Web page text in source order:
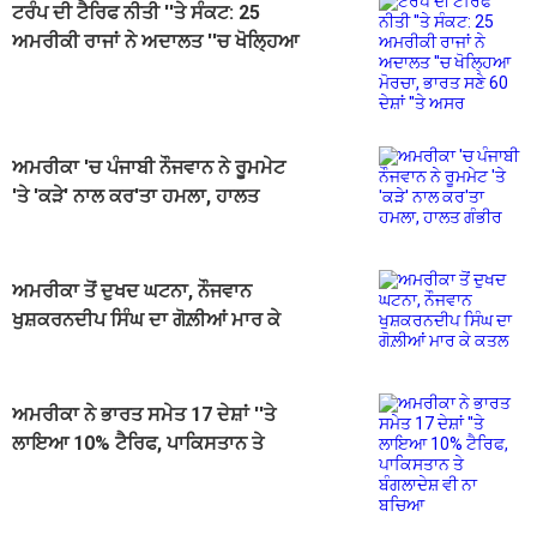
ਟਰੰਪ ਦੀ ਟੈਰਿਫ ਨੀਤੀ ''ਤੇ ਸੰਕਟ: 25
ਅਮਰੀਕੀ ਰਾਜਾਂ ਨੇ ਅਦਾਲਤ ''ਚ ਖੋਲ੍ਹਿਆ
ਅਮਰੀਕਾ 'ਚ ਪੰਜਾਬੀ ਨੌਜਵਾਨ ਨੇ ਰੂਮਮੇਟ
'ਤੇ 'ਕੜੇ' ਨਾਲ ਕਰ'ਤਾ ਹਮਲਾ, ਹਾਲਤ
ਅਮਰੀਕਾ ਤੋਂ ਦੁਖਦ ਘਟਨਾ, ਨੌਜਵਾਨ
ਖੁਸ਼ਕਰਨਦੀਪ ਸਿੰਘ ਦਾ ਗੋਲ਼ੀਆਂ ਮਾਰ ਕੇ
ਅਮਰੀਕਾ ਨੇ ਭਾਰਤ ਸਮੇਤ 17 ਦੇਸ਼ਾਂ ''ਤੇ
ਲਾਇਆ 10% ਟੈਰਿਫ, ਪਾਕਿਸਤਾਨ ਤੇ